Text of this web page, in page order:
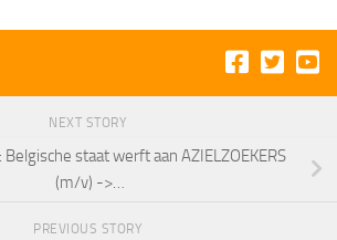
NEXT STORY
staat werft aan AZIELZOEKERS
(m/v) ->…
PREVIOUS STORY